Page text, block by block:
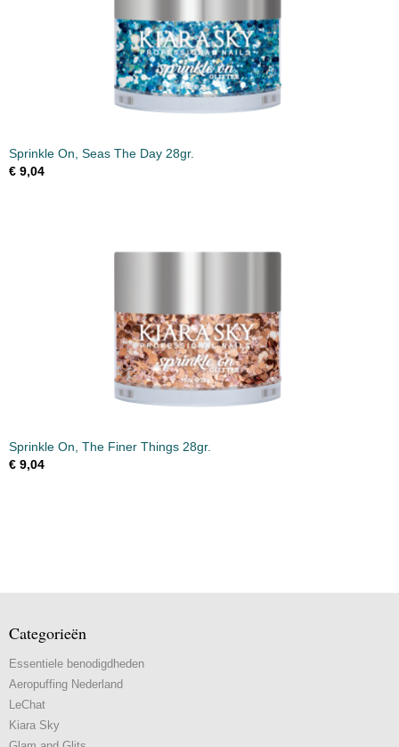
Sprinkle On, Seas The Day 28gr.
€ 9,04
Sprinkle On, The Finer Things 28gr.
€ 9,04
Categorieën
Essentiele benodigdheden
Aeropuffing Nederland
LeChat
Kiara Sky